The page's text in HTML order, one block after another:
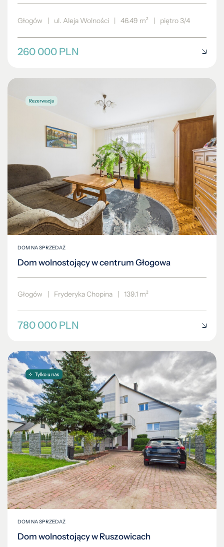
Głogów | ul. Aleja Wolności | 46.49 m² | piętro 3/4
260 000 PLN
DOM NA SPRZEDAŻ
Dom wolnostojący w centrum Głogowa
Głogów | Fryderyka Chopina | 139.1 m²
780 000 PLN
DOM NA SPRZEDAŻ
Dom wolnostojący w Ruszowicach